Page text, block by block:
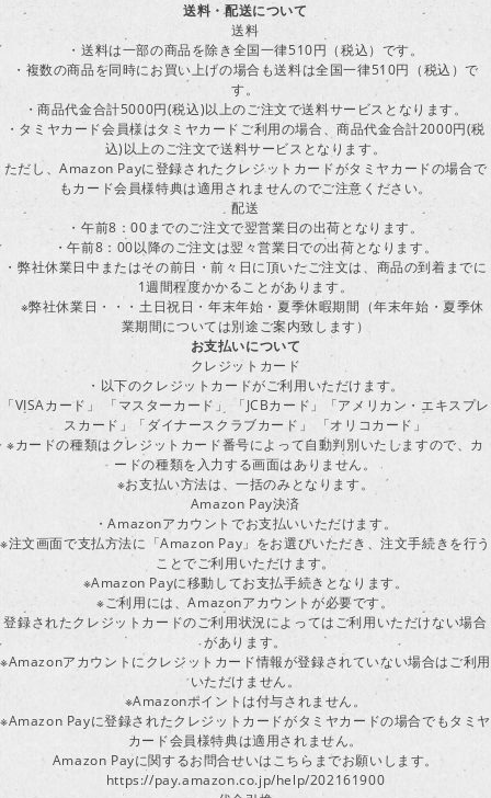
送料・配送について
送料
・送料は一部の商品を除き全国一律510円（税込）です。
・複数の商品を同時にお買い上げの場合も送料は全国一律510円（税込）で
す。
・商品代金合計5000円(税込)以上のご注文で送料サービスとなります。
・タミヤカード会員様はタミヤカードご利用の場合、商品代金合計2000円(税
込)以上のご注文で送料サービスとなります。
ただし、Amazon Payに登録されたクレジットカードがタミヤカードの場合で
もカード会員様特典は適用されませんのでご注意ください。
配送
・午前8：00までのご注文で翌営業日の出荷となります。
・午前8：00以降のご注文は翌々営業日での出荷となります。
・弊社休業日中またはその前日・前々日に頂いたご注文は、商品の到着までに
1週間程度かかることがあります。
※弊社休業日・・・土日祝日・年末年始・夏季休暇期間（年末年始・夏季休
業期間については別途ご案内致します）
お支払いについて
クレジットカード
・以下のクレジットカードがご利用いただけます。
「VISAカード」 「マスターカード」 「JCBカード」「アメリカン・エキスプレ
スカード」「ダイナースクラブカード」 「オリコカード」
※カードの種類はクレジットカード番号によって自動判別いたしますので、カ
ードの種類を入力する画面はありません。
※お支払い方法は、一括のみとなります。
Amazon Pay決済
・Amazonアカウントでお支払いいただけます。
※注文画面で支払方法に「Amazon Pay」をお選びいただき、注文手続きを行う
ことでご利用いただけます。
※Amazon Payに移動してお支払手続きとなります。
※ご利用には、Amazonアカウントが必要です。
登録されたクレジットカードのご利用状況によってはご利用いただけない場合
があります。
※Amazonアカウントにクレジットカード情報が登録されていない場合はご利用
いただけません。
※Amazonポイントは付与されません。
※Amazon Payに登録されたクレジットカードがタミヤカードの場合でもタミヤ
カード会員様特典は適用されません。
Amazon Payに関するお問合せいはこちらまでお願いします。
https://pay.amazon.co.jp/help/202161900